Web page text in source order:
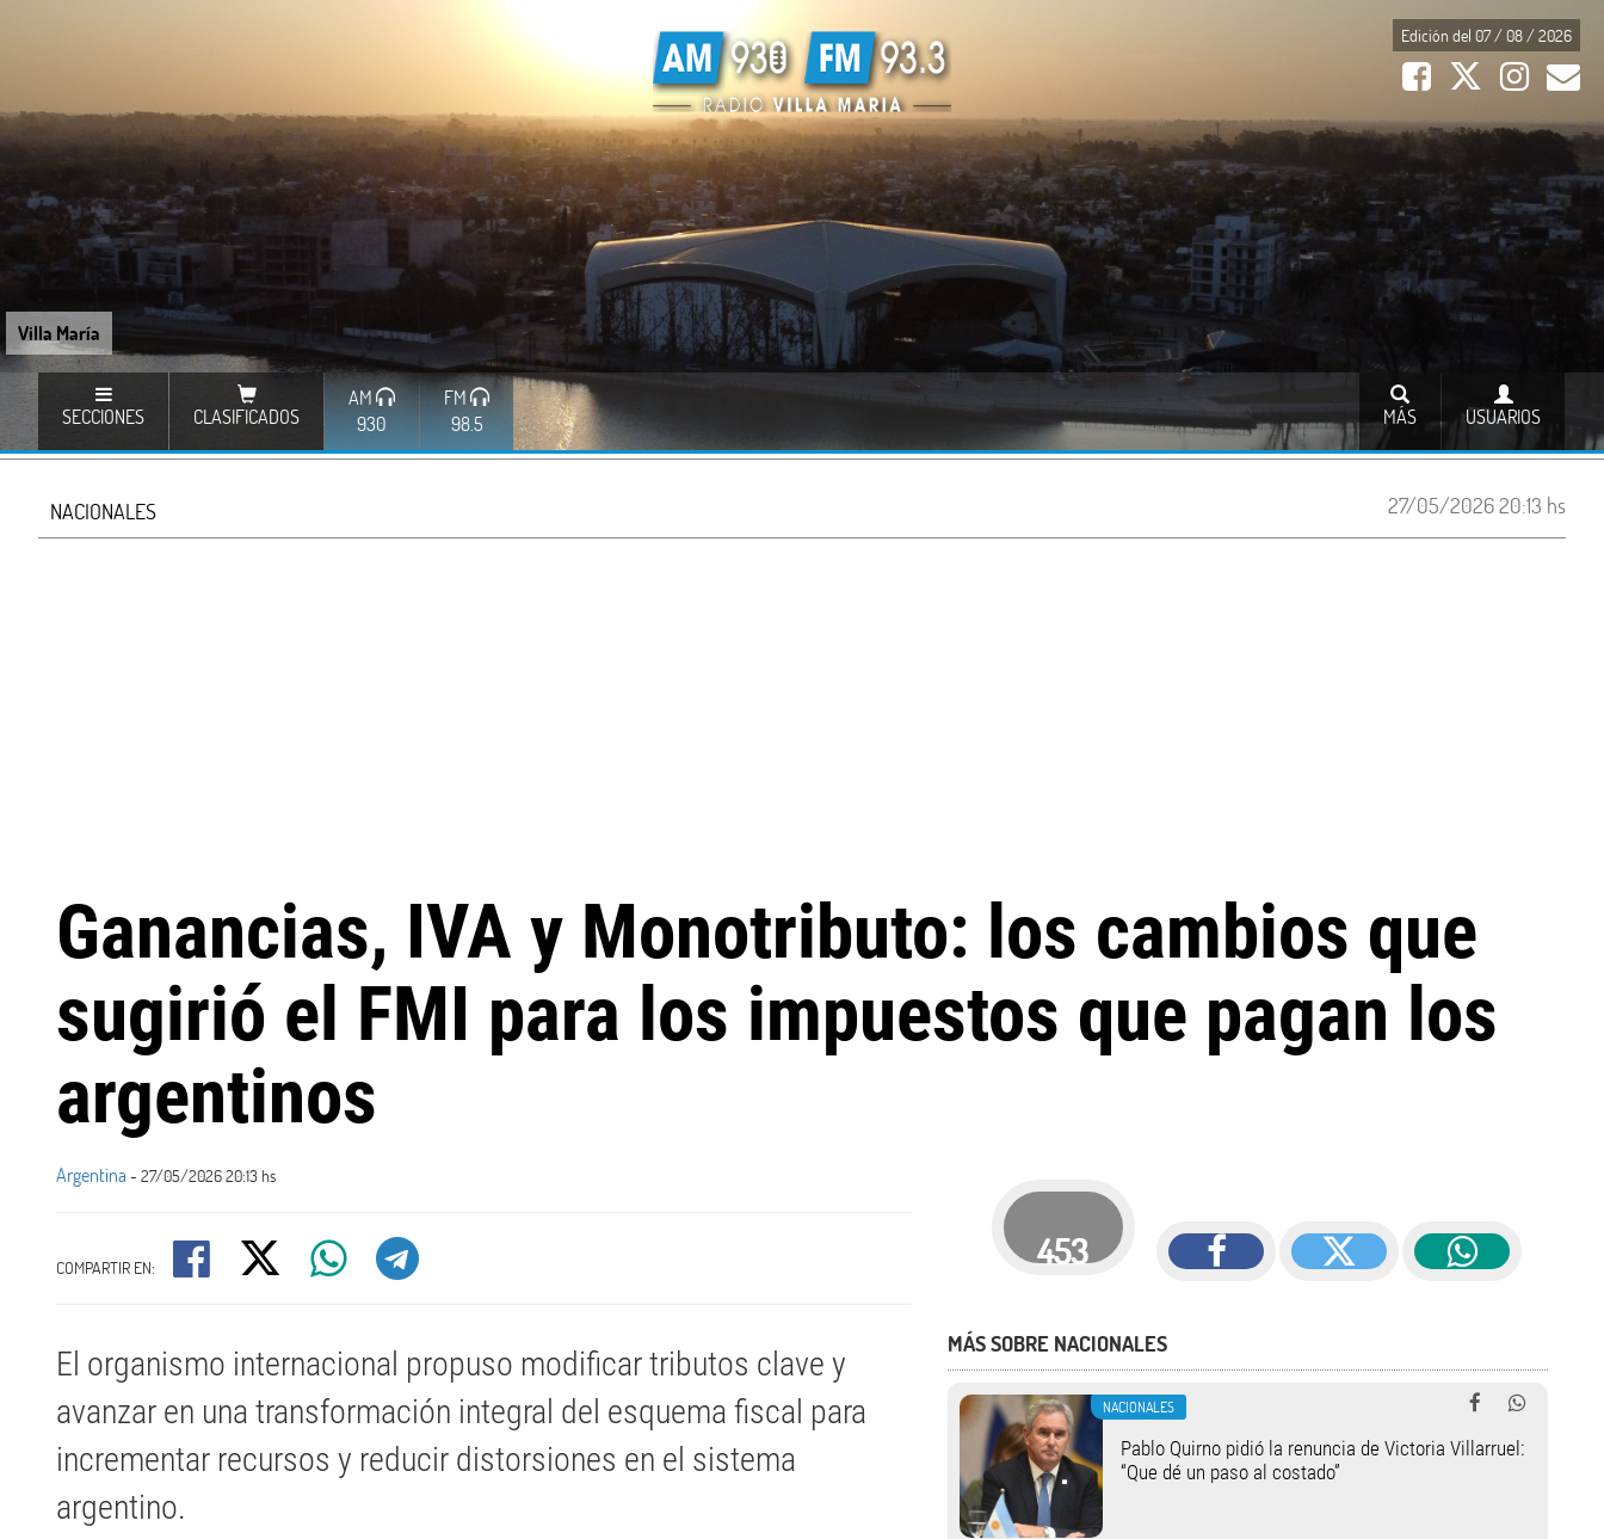
Villa María
Edición del 07 / 08 / 2026
SECCIONES CLASIFICADOS
AM
930
FM
98.5
USUARIOS
MÁS
27/05/2026 20:13 hs
NACIONALES
Ganancias, IVA y Monotributo: los cambios que
sugirió el FMI para los impuestos que pagan los
argentinos
Argentina - 27/05/2026 20:13 hs
COMPARTIR EN:
El organismo internacional propuso modificar tributos clave y
avanzar en una transformación integral del esquema fiscal para
incrementar recursos y reducir distorsiones en el sistema
argentino.
453
MÁS SOBRE NACIONALES
NACIONALES
Pablo Quirno pidió la renuncia de Victoria Villarruel:
“Que dé un paso al costado”